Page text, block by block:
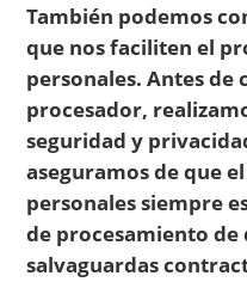
También podemos
que nos faciliten el
personales. Antes de
procesador,
seguridad y
aseguramos de que
personales siempre
de procesamiento
salvaguardas